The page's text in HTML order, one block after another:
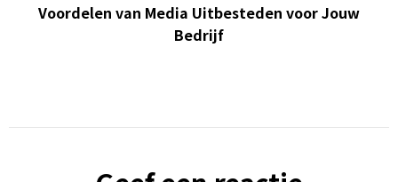
Voordelen van Media Uitbesteden voor Jouw
Bedrijf